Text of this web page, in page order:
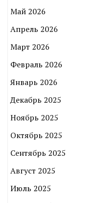
Май 2026
Апрель 2026
Март 2026
Февраль 2026
Январь 2026
Декабрь 2025
Ноябрь 2025
Октябрь 2025
Сентябрь 2025
Август 2025
Июль 2025